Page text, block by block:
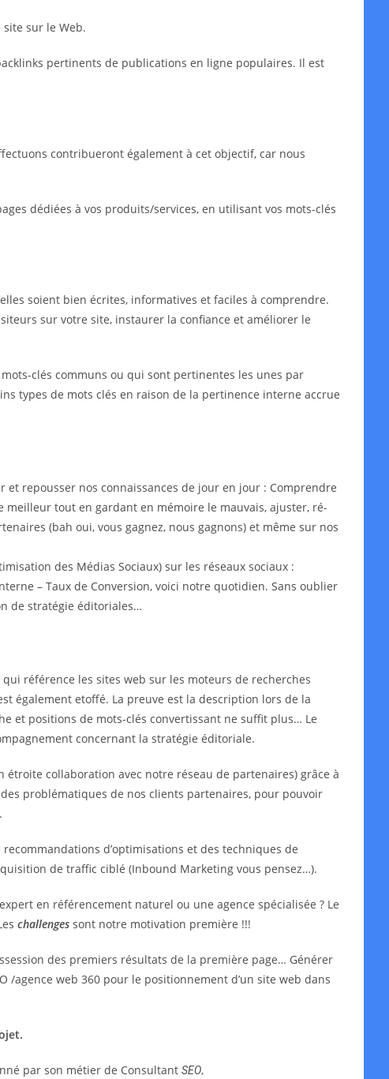
sur le Web.
pertinents de publications en ligne populaires. Il est
contribueront également à cet objectif, car nous
dédiées à vos produits/services, en utilisant vos mots-clés
soient bien écrites, informatives et faciles à comprendre.
sur votre site, instaurer la confiance et améliorer le
clés communs ou qui sont pertinentes les unes par
types de mots clés en raison de la pertinence interne accrue
et repousser nos connaissances de jour en jour : Comprendre
tout en gardant en mémoire le mauvais, ajuster, ré-
(bah oui, vous gagnez, nous gagnons) et même sur nos
des Médias Sociaux) sur les réseaux sociaux :
– Taux de Conversion, voici notre quotidien. Sans oublier
de stratégie éditoriales…
référence les sites web sur les moteurs de recherches
également etoffé. La preuve est la description lors de la
et positions de mots-clés convertissant ne suffit plus… Le
concernant la stratégie éditoriale.
étroite collaboration avec notre réseau de partenaires) grâce à
problématiques de nos clients partenaires, pour pouvoir
d’optimisations et des techniques de
de traffic ciblé (Inbound Marketing vous pensez…).
en référencement naturel ou une agence spécialisée ? Le
challenges sont notre motivation première !!!
des premiers résultats de la première page… Générer
/agence web 360 pour le positionnement d’un site web dans
par son métier de Consultant SEO,